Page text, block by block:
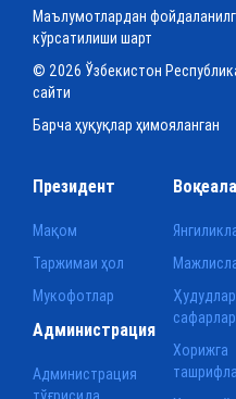
Маълумотлардан
кўрсатилиши шарт
© 2026 Ўзбекистон
сайти
Барча ҳуқуқлар ҳимояланган
Президент
Мақом
Таржимаи ҳол
Мукофотлар
сафарлар
Хорижга
Администрация
Администрация